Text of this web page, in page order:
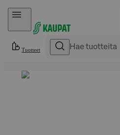
Hyppää sisältöön
Tuotteet